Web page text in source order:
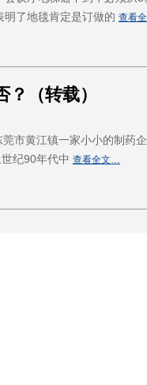
了地毯肯定是订做的 查看
（转载）
市黄江镇一家小小的制药
纪90年代中 查看全文…